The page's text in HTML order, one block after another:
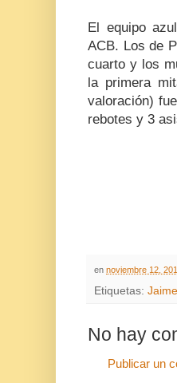
El equipo
ACB. Los de
cuarto y los
la primera
valoración)
rebotes y 3
en noviembre 12,
Etiquetas:
No hay
Publicar un